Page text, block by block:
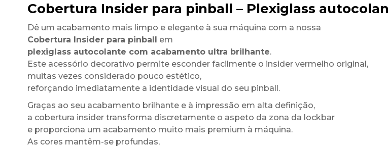
Cobertura Insider para pinball – Plexiglass
Dê um acabamento mais limpo e elegante à sua máquina com a nossa
Cobertura Insider para pinball em
plexiglass autocolante com acabamento ultra brilhante.
Este acessório decorativo permite esconder facilmente o insider vermelho original,
muitas vezes considerado pouco estético,
reforçando imediatamente a identidade visual do seu pinball.
Graças ao seu acabamento brilhante e à impressão em alta definição,
a cobertura insider transforma discretamente o aspeto da zona da lockbar
e proporciona um acabamento muito mais premium à máquina.
As cores mantêm-se profundas,